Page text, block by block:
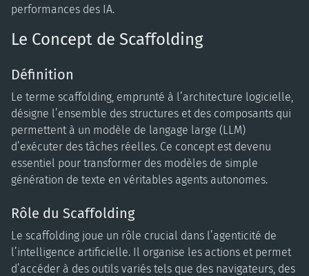
performances des IA.
Le Concept de Scaffolding
Définition
Le terme scaffolding, emprunté à l’architecture logicielle,
désigne l’ensemble des structures et des composants qui
permettent à un modèle de langage large (LLM)
d’exécuter des tâches réelles. Ce concept est devenu
essentiel pour transformer des modèles de simple
génération de texte en véritables agents autonomes.
Rôle du Scaffolding
Le scaffolding joue un rôle crucial dans l’agenticité de
l’intelligence artificielle. Il organise les actions et permet
d’accéder à des outils variés tels que des navigateurs, des